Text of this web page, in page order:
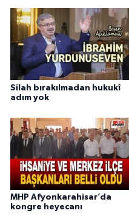
Silah bırakılmadan hukukî
adım yok
MHP Afyonkarahisar’da
kongre heyecanı